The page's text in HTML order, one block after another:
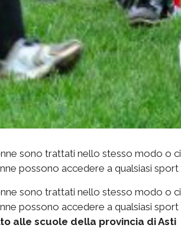
sono trattati nello stesso modo o ci
possono accedere a qualsiasi sport
sono trattati nello stesso modo o ci
possono accedere a qualsiasi sport
alle scuole della provincia di Asti